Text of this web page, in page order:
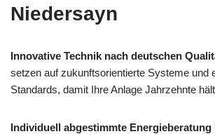
Niedersayn
Innovative Technik nach deutschen
setzen auf zukunftsorientierte Systeme und
Standards, damit Ihre Anlage Jahrzehnte
Individuell abgestimmte Energieberatung